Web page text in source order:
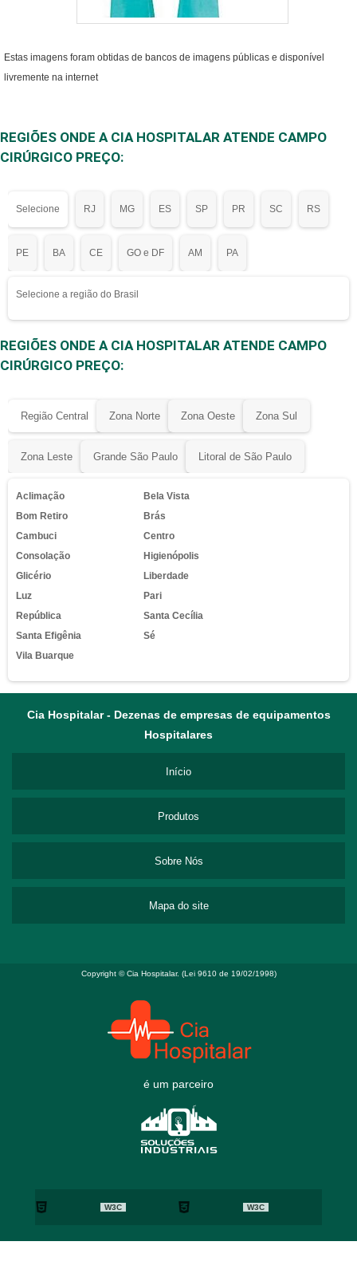
Estas imagens foram obtidas de bancos de imagens públicas e disponível
livremente na internet
REGIÕES ONDE A CIA HOSPITALAR ATENDE CAMPO
CIRÚRGICO PREÇO:
Selecione RJ MG ES SP PR SC RS
PE BA CE GO e DF AM PA
Selecione a região do Brasil
REGIÕES ONDE A CIA HOSPITALAR ATENDE CAMPO
CIRÚRGICO PREÇO:
Região Central Zona Norte Zona Oeste Zona Sul
Zona Leste Grande São Paulo Litoral de São Paulo
Aclimação
Bela Vista
Bom Retiro
Brás
Cambuci
Centro
Consolação
Higienópolis
Glicério
Liberdade
Luz
Pari
República
Santa Cecília
Santa Efigênia
Sé
Vila Buarque
Cia Hospitalar - Dezenas de empresas de equipamentos
Hospitalares
Início
Produtos
Sobre Nós
Mapa do site
Copyright © Cia Hospitalar. (Lei 9610 de 19/02/1998)
é um parceiro
W3C W3C